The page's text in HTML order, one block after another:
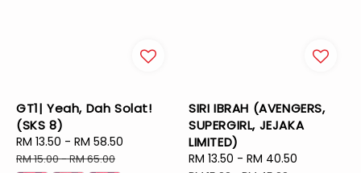
GT1| Yeah, Dah Solat!
(SKS 8)
Sale
price
RM 13.50 - RM 58.50
RM 15.00-RM 65.00
SIRI IBRAH (AVENGERS,
SUPERGIRL, JEJAKA
LIMITED)
Sale
RM 13.50 - RM 40.50